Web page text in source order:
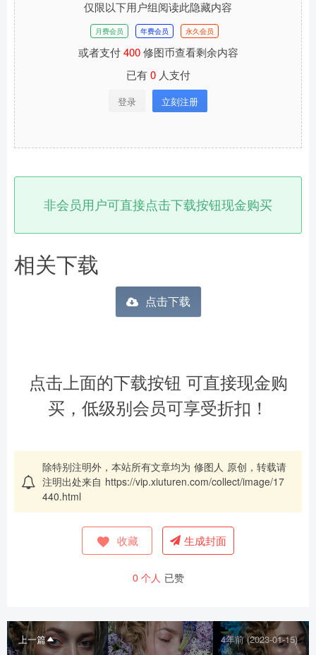
仅限以下用户组阅读此隐藏内容
月费会员 年费会员 永久会员
或者支付400修图币查看剩余内容
已有0人支付
登录 立刻注册
非会员用户可直接点击下载按钮现金购买
相关下载
点击下载
点击上面的下载按钮 可直接现金购
买，低级别会员可享受折扣！
除特别注明外，本站所有文章均为 修图人 原创，转载请
注明出处来自 https://vip.xiuturen.com/collect/image/17
440.html
收藏 生成封面
0 个人 已赞
上一篇 4年前 (2023-01-15)